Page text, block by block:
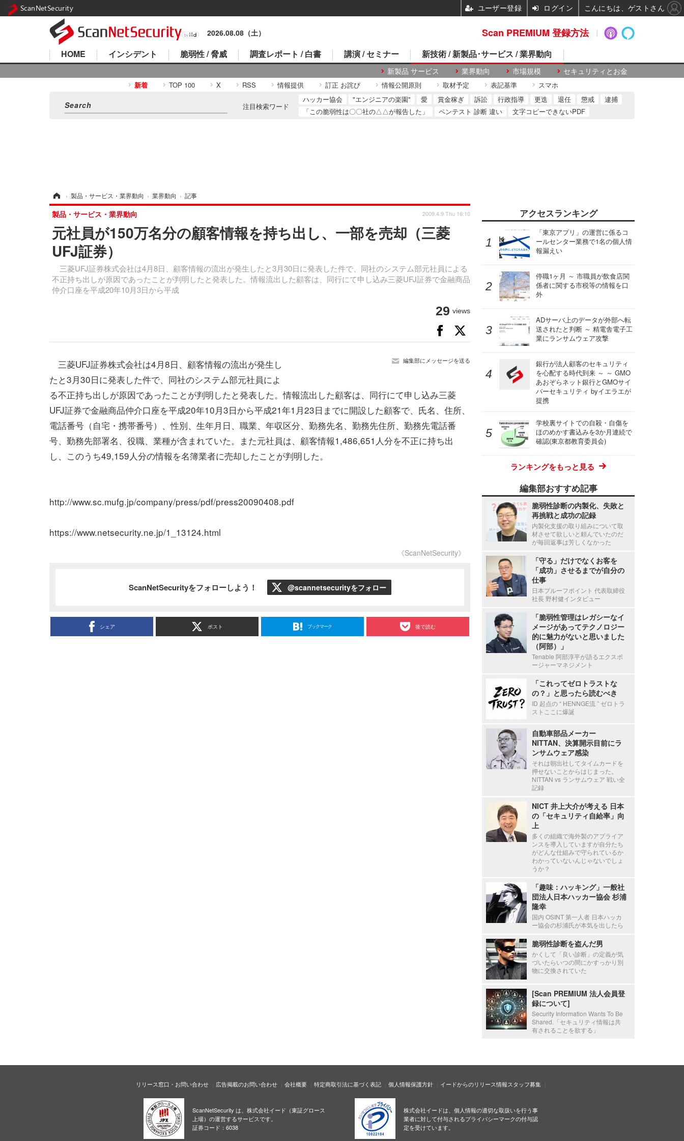
2026.08.08（土）
HOME インシデント 脆弱性 / 脅威 調査レポート / 白書 講演 / セミナー 新技術 / 新製品･サービス / 業界動向
新製品 サービス 業界動向 市場規模 セキュリティとお金
新着 TOP 100 X RSS 情報提供 訂正 お詫び 情報公開原則 取材予定 表記基準 スマホ
注目検索ワード
ハッカー協会 "エンジニアの楽園" 愛 賞金稼ぎ 訴訟 行政指導 更迭 退任 懲戒
逮捕
「この脆弱性は〇〇社の△△が報告した」
ペンテスト 診断 違い 文字コピーできないPDF
› 製品・サービス・業界動向 › 業界動向 › 記事
元社員が150万名分の顧客情報を持ち出し、一部を売却（三菱
UFJ証券）
三菱UFJ証券株式会社は4月8日、顧客情報の流出が発生したと3月30日に発表した件で、同社のシステム部元社員による
不正持ち出しが原因であったことが判明したと発表した。情報流出した顧客は、同行にて申し込み三菱UFJ証券で金融商品
仲介口座を平成20年10月3日から平成
製品・サービス・業界動向 2009.4.9 Thu 16:10
29 views
編集部にメッセージを送る
三菱UFJ証券株式会社は4月8日、顧客情報の流出が発生し
たと3月30日に発表した件で、同社のシステム部元社員によ
る不正持ち出しが原因であったことが判明したと発表した。情報流出した顧客は、同行にて申し込み三菱
UFJ証券で金融商品仲介口座を平成20年10月3日から平成21年1月23日までに開設した顧客で、氏名、住所、
電話番号（自宅・携帯番号）、性別、生年月日、職業、年収区分、勤務先名、勤務先住所、勤務先電話番
号、勤務先部署名、役職、業種が含まれていた。また元社員は、顧客情報1,486,651人分を不正に持ち出
し、このうち49,159人分の情報を名簿業者に売却したことが判明した。
http://www.sc.mufg.jp/company/press/pdf/press20090408.pdf
https://www.netsecurity.ne.jp/1_13124.html
《ScanNetSecurity》
ScanNetSecurityをフォローしよう！ @scannetsecurityをフォロー
シェア ポスト ブックマーク 後で読む
アクセスランキング
「東京アプリ」の運営に係るコ
ールセンター業務で1名の個人情
報漏えい
停職1ヶ月 ～ 市職員が飲食店関
係者に関する市税等の情報を口
外
ADサーバ上のデータが外部へ転
送されたと判断 ～ 精電舎電子工
業にランサムウェア攻撃
銀行が法人顧客のセキュリティ
を心配する時代到来 ～ ～ GMO
あおぞらネット銀行とGMOサイ
バーセキュリティ byイエラエが
提携
学校裏サイトでの自殺・自傷を
ほのめかす書込みを3か月連続で
確認(東京都教育委員会)
ランキングをもっと見る
編集部おすすめ記事
脆弱性診断の内製化、失敗と
再挑戦と成功の記録
内製化支援の取り組みについて取
材させて欲しいと頼んでいたのだ
が毎回返事は芳しくなかった
「守る」だけでなくお客を
「成功」させるまでが自分の
仕事
日本プルーフポイント 代表取締役
社長 野村健インタビュー
「脆弱性管理はレガシーなイ
メージがあってテクノロジー
的に魅力がないと思いました
（阿部）」
Tenable 阿部淳平が語るエクスポ
ージャーマネジメント
「これってゼロトラストな
の？」と思ったら読むべき
ID 起点の “ HENNGE流 ” ゼロトラ
ストここに爆誕
自動車部品メーカー
NITTAN、決算開示目前にラ
ンサムウェア感染
それは朝出社してタイムカードを
押せないことからはじまった。
NITTAN vs ランサムウェア 戦い全
記録
NICT 井上大介が考える 日本
の「セキュリティ自給率」向
上
多くの組織で海外製のアプライア
ンスを導入していますが自分たち
がどんな仕組みで守られているか
わかっていないんじゃないでしょ
うか？
「趣味：ハッキング」一般社
団法人日本ハッカー協会 杉浦
隆幸
国内 OSINT 第一人者 日本ハッカ
ー協会の杉浦氏が本気を出したら
脆弱性診断を盗んだ男
かくして「良い診断」の定義が気
づいたらいつの間にかすっかり別
物に交換されていた
[Scan PREMIUM 法人会員登
録について]
Security Information Wants To Be
Shared.「セキュリティ情報は共
有されることを欲する」
リリース窓口・お問い合わせ 広告掲載のお問い合わせ 会社概要 特定商取引法に基づく表記 個人情報保護方針 イードからのリリース情報スタッフ募集
ScanNetSecurity は、株式会社イード（東証グロース
上場）の運営するサービスです。
証券コード：6038
株式会社イードは、個人情報の適切な取扱いを行う事
業者に対して付与されるプライバシーマークの付与認
定を受けています。
Scan PREMIUM 登録方法
ScanNetSecurity ユーザー登録 ログイン こんにちは、ゲストさん